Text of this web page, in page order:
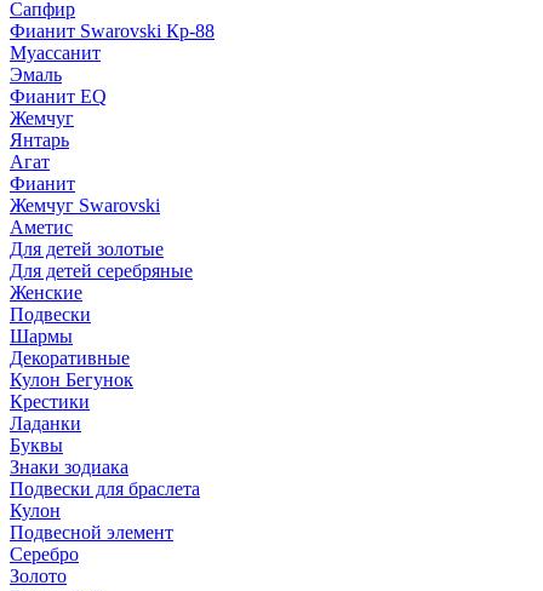
Сапфир
Фианит Swarovski Кр-88
Муассанит
Эмаль
Фианит EQ
Жемчуг
Янтарь
Агат
Фианит
Жемчуг Swarovski
Аметис
Для детей золотые
Для детей серебряные
Женские
Подвески
Шармы
Декоративные
Кулон Бегунок
Крестики
Ладанки
Буквы
Знаки зодиака
Подвески для браслета
Кулон
Подвесной элемент
Серебро
Золото